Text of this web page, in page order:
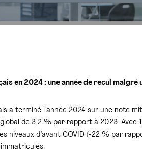
en 2024 : une année de recul malgré
a terminé l’année 2024 sur une note
de 3,2 % par rapport à 2023. Avec
niveaux d’avant COVID (-22 % par